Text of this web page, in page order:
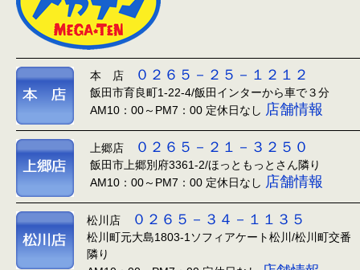
本 店 ０２６５－２５－１２１２
飯田市育良町1-22-4/飯田インターから車で３分
AM10：00～PM7：00 定休日なし 店舗情報
上郷店 ０２６５－２１－３２５０
飯田市上郷別府3361-2/ほっともっとさん隣り
AM10：00～PM7：00 定休日なし 店舗情報
松川店 ０２６５－３４－１１３５
松川町元大島1803-1ソフィアケート松川/松川町交番
隣り